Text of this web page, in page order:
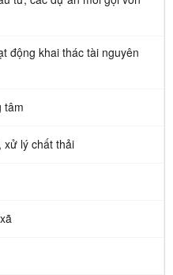
động khai thác tài nguyên
tâm
xử lý chất thải